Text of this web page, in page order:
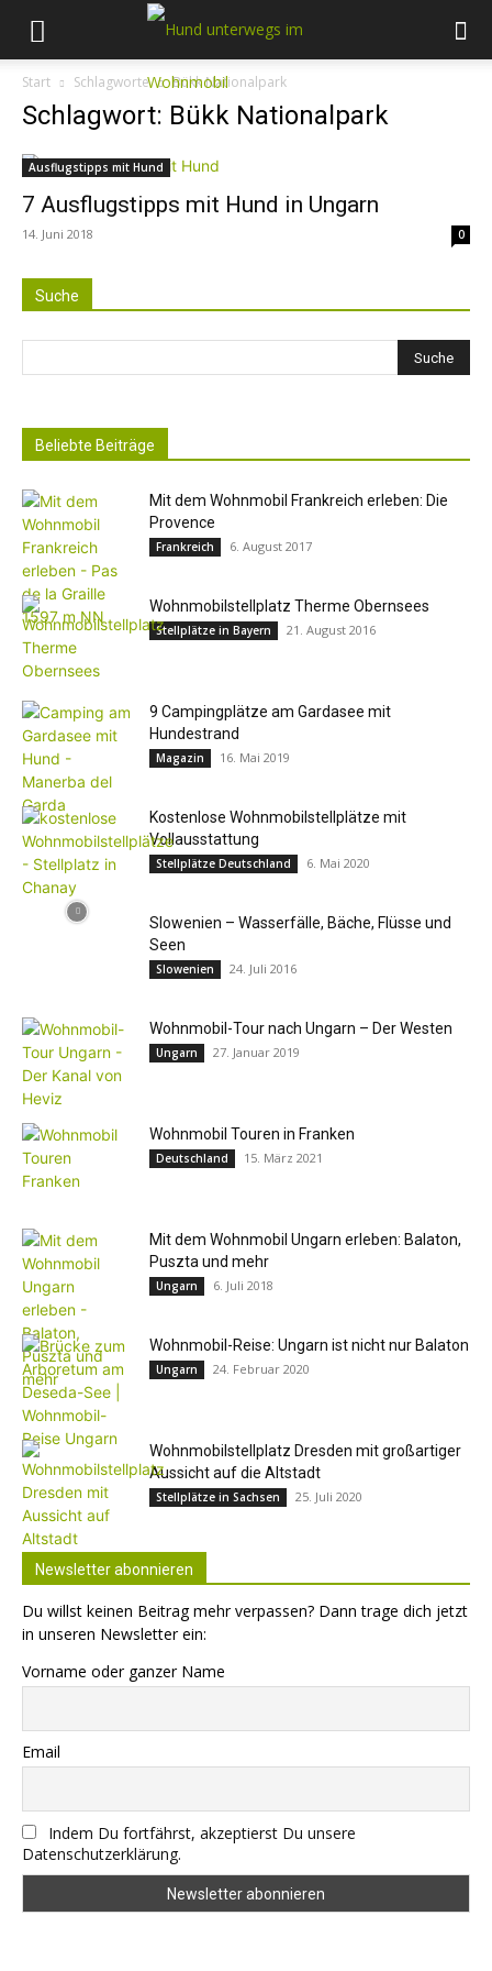
Start Schlagworte Bükk Nationalpark
Schlagwort: Bükk Nationalpark
Ausflugstipps mit Hund
7 Ausflugstipps mit Hund in Ungarn
14. Juni 2018 0
Suche
Beliebte Beiträge
Mit dem Wohnmobil Frankreich erleben: Die
Provence
Frankreich 6. August 2017
Wohnmobilstellplatz Therme Obernsees
Stellplätze in Bayern 21. August 2016
9 Campingplätze am Gardasee mit
Hundestrand
Magazin 16. Mai 2019
Kostenlose Wohnmobilstellplätze mit
Vollausstattung
Stellplätze Deutschland 6. Mai 2020
Slowenien – Wasserfälle, Bäche, Flüsse und
Seen
Slowenien 24. Juli 2016
Wohnmobil-Tour nach Ungarn – Der Westen
Ungarn 27. Januar 2019
Wohnmobil Touren in Franken
Deutschland 15. März 2021
Mit dem Wohnmobil Ungarn erleben: Balaton,
Puszta und mehr
Ungarn 6. Juli 2018
Wohnmobil-Reise: Ungarn ist nicht nur Balaton
Ungarn 24. Februar 2020
Wohnmobilstellplatz Dresden mit großartiger
Aussicht auf die Altstadt
Stellplätze in Sachsen 25. Juli 2020
Newsletter abonnieren
Du willst keinen Beitrag mehr verpassen? Dann trage dich jetzt
in unseren Newsletter ein:
Vorname oder ganzer Name
Email
Indem Du fortfährst, akzeptierst Du unsere
Datenschutzerklärung.